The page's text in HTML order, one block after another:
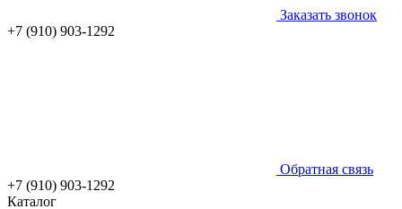
Заказать звонок
+7 (910) 903-1292
Обратная связь
+7 (910) 903-1292
Каталог